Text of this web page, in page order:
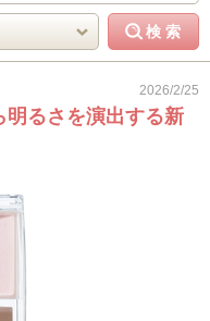
2026/2/25
明るさを演出する新